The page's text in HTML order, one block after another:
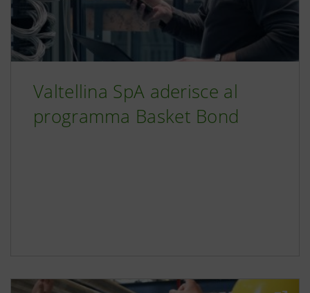
Valtellina SpA aderisce al
programma Basket Bond